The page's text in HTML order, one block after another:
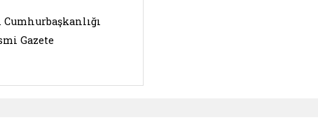
Cumhurbaşkanlığı
Gazete